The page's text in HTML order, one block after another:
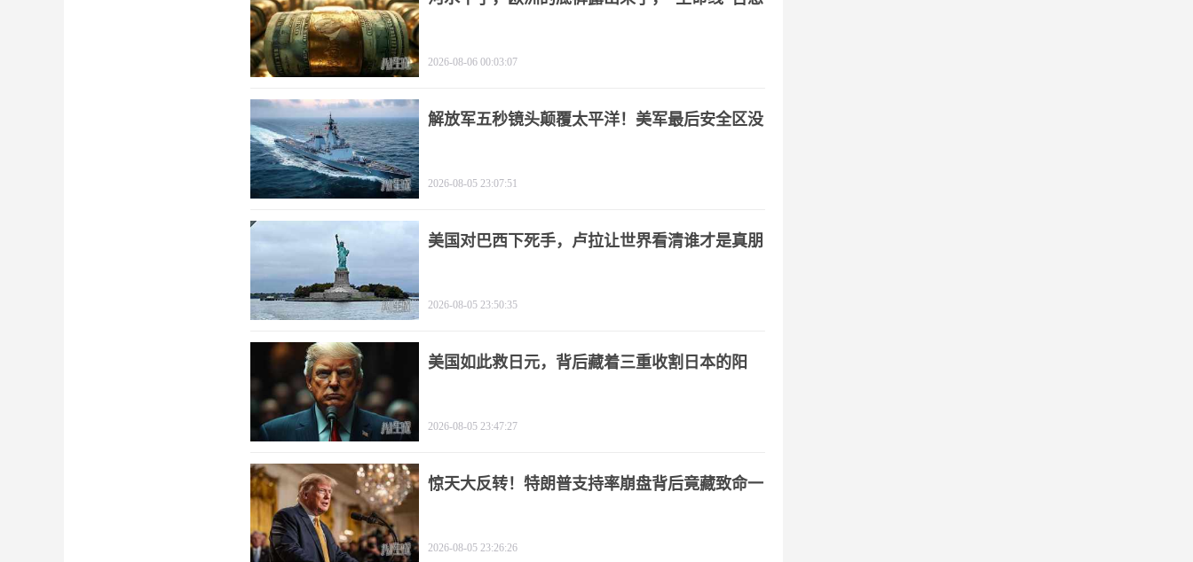
2026-08-06 00:03:07
解放军五秒镜头颠覆太平洋！美军最后安全区没
2026-08-05 23:07:51
美国对巴西下死手，卢拉让世界看清谁才是真朋
2026-08-05 23:50:35
美国如此救日元，背后藏着三重收割日本的阳
2026-08-05 23:47:27
惊天大反转！特朗普支持率崩盘背后竟藏致命一
2026-08-05 23:26:26